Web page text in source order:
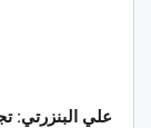
علي البنزرتي: